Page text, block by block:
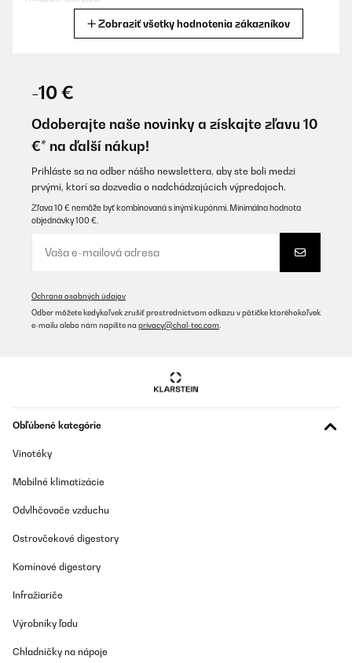
niente anche se entrano qualcosa meno. Cmq al rivenditore
voglio dare 5 stelle per un semplice motivo mi è arrivata con una
marcatura abbastanza profonda ma mi hanno dato 2 possibilità
sia quella di fare il reso oh un rimborso parziale per tenerla. Io
ho accettato il rimborso parziale. Quindi posso dice che è stato
molto corretto e disponibile
Utilisateur d'Amazon
OVERENÁ KONTROLA
La cantinenetta molto bella non entra 45 bottiglie ma non fa
niente anche se entrano qualcosa meno. Cmq al rivenditore
ho accettato il rimborso parziale. Quindi posso dice che è stato
molto corretto e disponibile
Zobraziť všetky hodnotenia zákazníkov
-10 €
Odoberajte naše novinky a získajte zľavu 10
€* na ďalší nákup!
Prihláste sa na odber nášho newslettera, aby ste boli medzi
prvými, ktorí sa dozvedia o nadchádzajúcich výpredajoch.
Zľava 10 € nemôže byť kombinovaná s inými kupónmi. Minimálna hodnota
objednávky 100 €.
Ochrana osobných údajov
Odber môžete kedykoľvek zrušiť prostredníctvom odkazu v pätičke ktoréhokoľvek
e-mailu alebo nám napíšte na privacy@chal-tec.com
Obľúbené kategórie
Vinotéky
Mobilné klimatizácie
Odvlhčovače vzduchu
Ostrovčekové digestory
Komínové digestory
Infražiariče
Výrobníky ľadu
Chladničky na nápoje